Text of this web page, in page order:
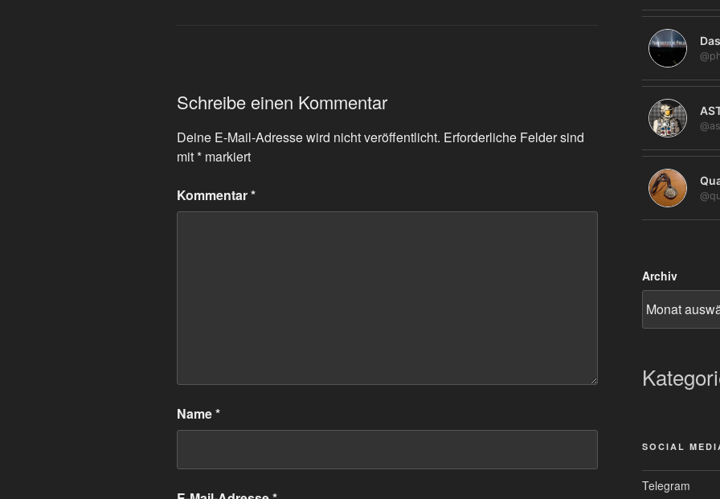
Schreibe einen Kommentar
Deine E-Mail-Adresse wird nicht veröffentlicht. Erforderliche Felder sind
mit* markiert
Kommentar*
Name*
Archiv
SOCIAL
Telegram